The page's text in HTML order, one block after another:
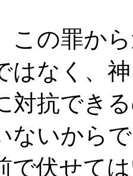
の罪か
はなく、
対抗でき
ないから
で伏せて